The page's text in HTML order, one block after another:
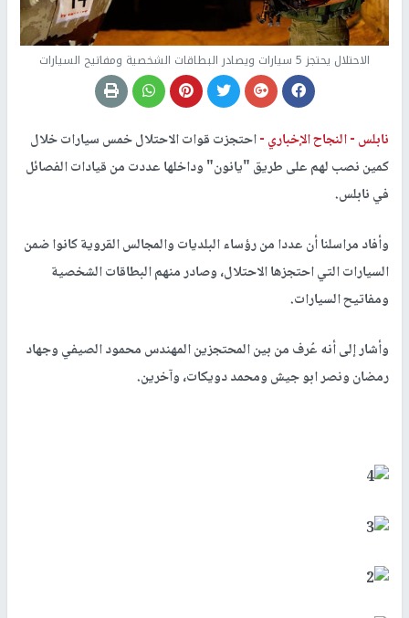
الاحتلال يحتجز 5 سيارات ويصادر البطاقات الشخصية ومفاتيح السيارات
نابلس -النجاح الإخباري -احتجزت قوات الاحتلال خمس سيارات خلال
كمين نصب لهم على طريق "يانون" وداخلها عددت من قيادات الفصائل
في نابلس.
وأفاد مراسلنا أن عددا من رؤساء البلديات والمجالس القروية كانوا ضمن
السيارات التي احتجزها الاحتلال، وصادر منهم البطاقات الشخصية
ومفاتيح السيارات.
وأشار إلى أنه عُرف من بين المحتجزين المهندس محمود الصيفي وجهاد
رمضان ونصر ابو جيش ومحمد دويكات، وآخرين.